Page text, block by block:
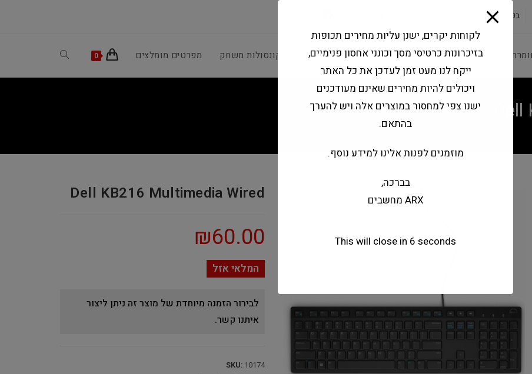
בקשה להצעה
ותוכנה ציוד היקפי מחשבים וטאבלטים קונסולות משחק מפרטים מומלצים 0
Toggle
Dell KB216 Multimedia Wired
₪60.00
המלאי אזל
לבירור הזמנה מיוחדת של מוצר זה ניתן ליצור
איתנו קשר.
SKU: 10174
לקוחות יקרים, ישנן עליות מחירים תכופות
בזיכרונות כרטיסי מסך וכונני אחסון פנימיים,
ייקח לנו מעט זמן לעדכן את כל האתר
ויכולים להיות מחירים שאינם מעודכנים
ישנו צפי למחסור במוצרים אלה ויש להערך
בהתאם.
מוזמנים לפנות אלינו למידע נוסף.
בברכה,
ARX מחשבים
This will close in 6 seconds